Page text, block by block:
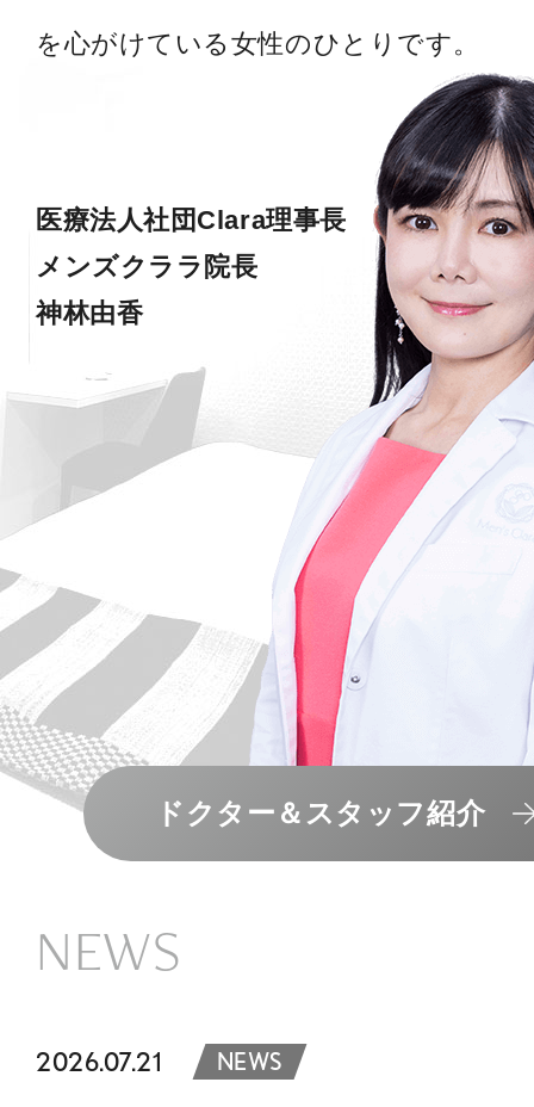
を心がけている女性のひとりです。
医療法人社団Clara理事長
メンズクララ院長
神林由香
ドクター＆スタッフ紹介
NEWS
2026.07.21 NEWS